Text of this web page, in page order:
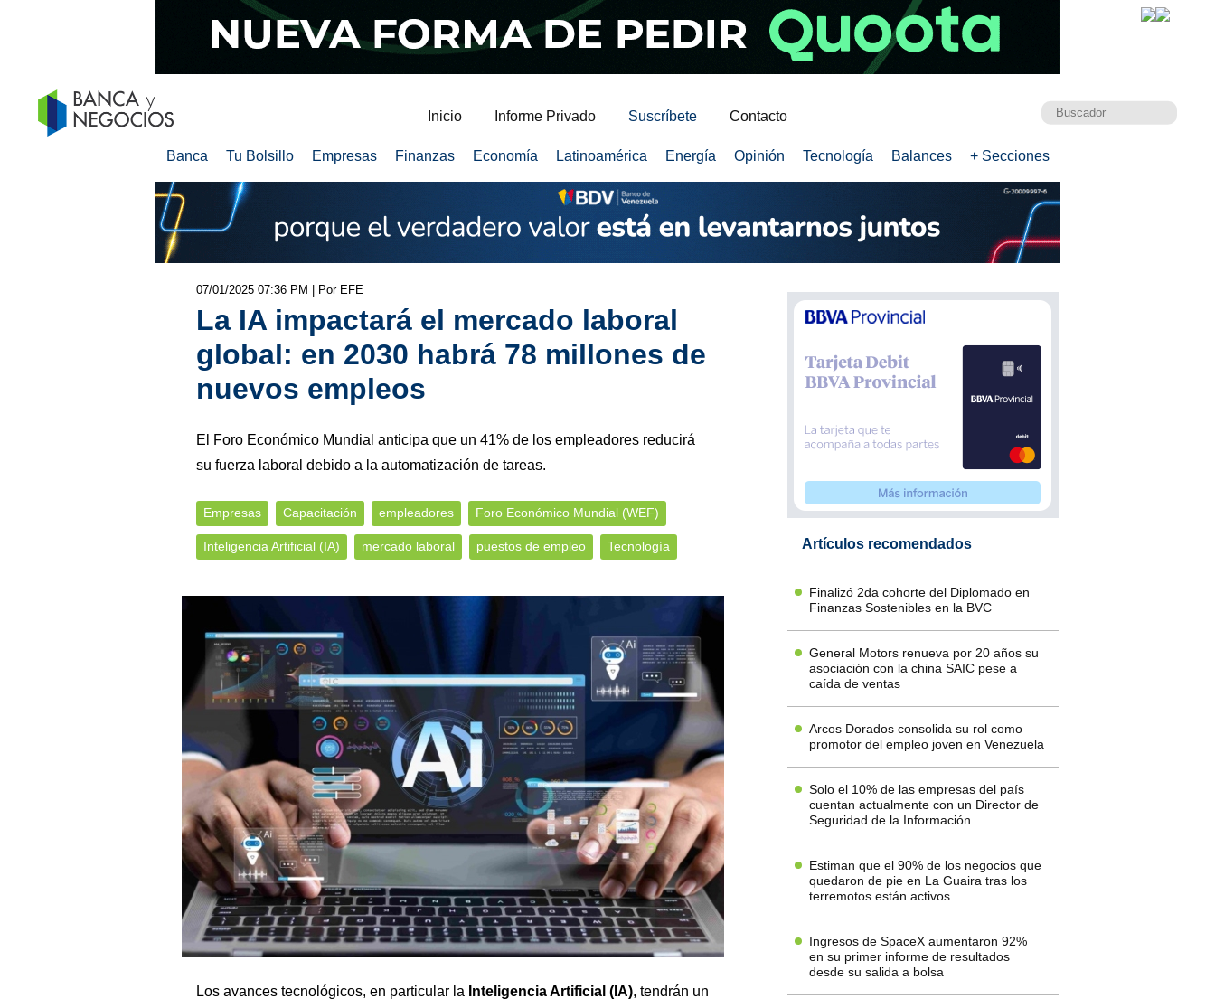
Inicio Informe Privado Suscríbete Contacto
Banca Tu Bolsillo Empresas Finanzas Economía Latinoamérica Energía Opinión Tecnología Balances + Secciones
07/01/2025 07:36 PM | Por EFE
La IA impactará el mercado laboral
global: en 2030 habrá 78 millones de
nuevos empleos
El Foro Económico Mundial anticipa que un 41% de los empleadores reducirá
su fuerza laboral debido a la automatización de tareas.
Empresas Capacitación empleadores Foro Económico Mundial (WEF)
Inteligencia Artificial (IA) mercado laboral puestos de empleo Tecnología
Los avances tecnológicos, en particular la Inteligencia Artificial (IA), tendrán un
Artículos recomendados
Finalizó 2da cohorte del Diplomado en
Finanzas Sostenibles en la BVC
General Motors renueva por 20 años su
asociación con la china SAIC pese a
caída de ventas
Arcos Dorados consolida su rol como
promotor del empleo joven en Venezuela
Solo el 10% de las empresas del país
cuentan actualmente con un Director de
Seguridad de la Información
Estiman que el 90% de los negocios que
quedaron de pie en La Guaira tras los
terremotos están activos
Ingresos de SpaceX aumentaron 92%
en su primer informe de resultados
desde su salida a bolsa